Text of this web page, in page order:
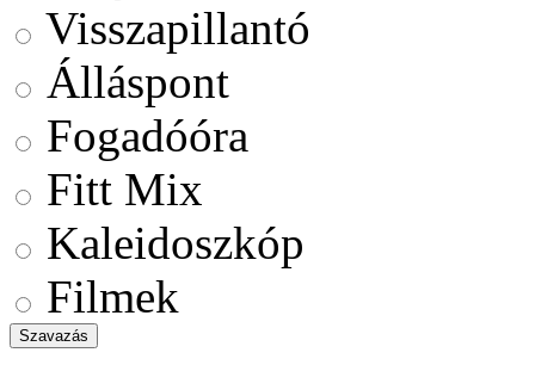
Visszapillantó
Álláspont
Fogadóóra
Fitt Mix
Kaleidoszkóp
Filmek